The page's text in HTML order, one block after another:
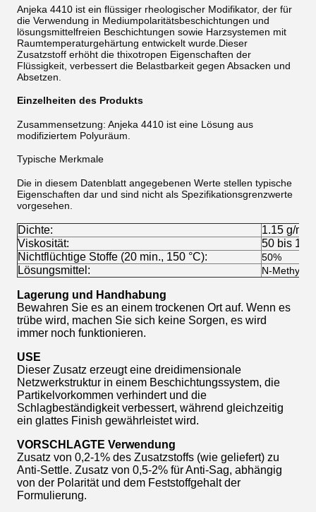
Anjeka 4410 ist ein flüssiger rheologischer Modifikator, der für
die Verwendung in Mediumpolaritätsbeschichtungen und
lösungsmittelfreien Beschichtungen sowie Harzsystemen mit
Raumtemperaturgehärtung entwickelt wurde.Dieser
Zusatzstoff erhöht die thixotropen Eigenschaften der
Flüssigkeit, verbessert die Belastbarkeit gegen Absacken und
Absetzen.
Einzelheiten des Produkts
Zusammensetzung: Anjeka 4410 ist eine Lösung aus
modifiziertem Polyuräum.
Typische Merkmale
Die in diesem Datenblatt angegebenen Werte stellen typische
Eigenschaften dar und sind nicht als Spezifikationsgrenzwerte
vorgesehen.
Dichte:
1.15 g/ml
Viskosität:
50 bis 100
Nichtflüchtige Stoffe (20 min., 150 °C):
50%
Lösungsmittel: N-
Lagerung und Handhabung
Bewahren Sie es an einem trockenen Ort auf. Wenn es
trübe wird, machen Sie sich keine Sorgen, es wird
immer noch funktionieren.
USE
Dieser Zusatz erzeugt eine dreidimensionale
Netzwerkstruktur in einem Beschichtungssystem, die
Partikelvorkommen verhindert und die
Schlagbeständigkeit verbessert, während gleichzeitig
ein glattes Finish gewährleistet wird.
VORSCHLAGTE Verwendung
Zusatz von 0,2-1% des Zusatzstoffs (wie geliefert) zu
Anti-Settle. Zusatz von 0,5-2% für Anti-Sag, abhängig
von der Polarität und dem Feststoffgehalt der
Formulierung.